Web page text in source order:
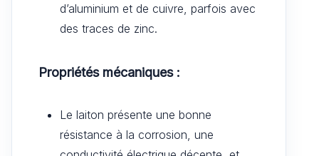
d’aluminium et de cuivre, parfois avec
des traces de zinc.
Propriétés mécaniques :
Le laiton présente une bonne
résistance à la corrosion, une